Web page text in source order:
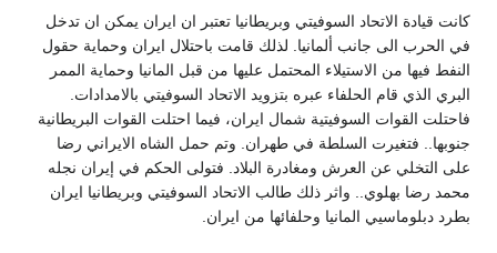
قيادة الاتحاد السوفيتي وبريطانيا تعتبر ان ايران يمكن ان تدخل
الحرب الى جانب ألمانيا. لذلك قامت باحتلال ايران وحماية حقول
فيها من الاستيلاء المحتمل عليها من قبل المانيا وحماية الممر
الذي قام الحلفاء عبره بتزويد الاتحاد السوفيتي بالامدادات.
القوات السوفيتية شمال ايران، فيما احتلت القوات البريطانية
فتغيرت السلطة في طهران. وتم حمل الشاه الايراني رضا
التخلي عن العرش ومغادرة البلاد. فتولى الحكم في إيران نجله
رضا بهلوي.. واثر ذلك طالب الاتحاد السوفيتي وبريطانيا ايران
دبلوماسيي المانيا وحلفائها من ايران.